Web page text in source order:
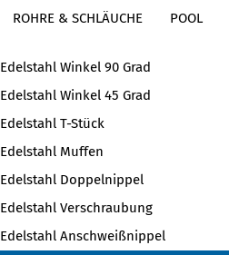
ROHRE & SCHLÄUCHE POOL
Edelstahl Winkel 90 Grad
Edelstahl Winkel 45 Grad
Edelstahl T-Stück
Edelstahl Muffen
Edelstahl Doppelnippel
Edelstahl Verschraubung
Edelstahl Anschweißnippel